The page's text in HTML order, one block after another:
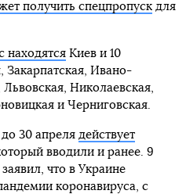
получить спецпропускдля
находятсяКиев и 10
Закарпатская, Ивано-
Николаевская,
и Черниговская.
30 апреля действует
вводили и ранее. 9
что в Украине
коронавируса, с